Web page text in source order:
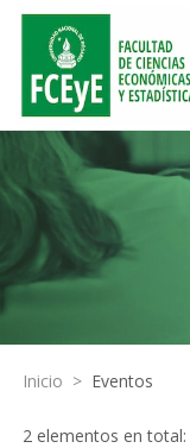
Inicio > Eventos
2 elementos en total: